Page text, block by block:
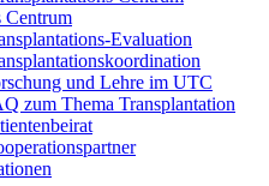
Centrum
Evaluation
und Lehre im UTC
zum Thema Transplantation